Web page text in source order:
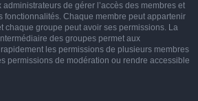
de gérer l’accès des membres et
fonctionnalités. Chaque membre peut appartenir
chaque groupe peut avoir ses permissions. La
des groupes permet aux
les permissions de plusieurs membres
permissions de modération ou rendre accessible